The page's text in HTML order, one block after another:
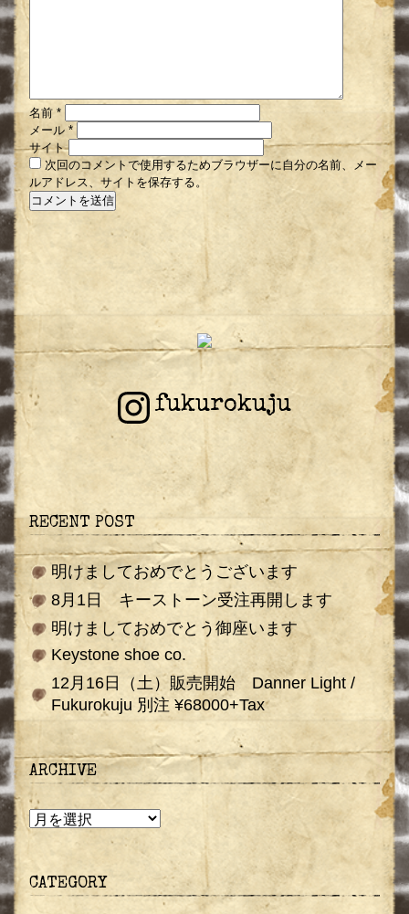
名前*
メール*
サイト
次回のコメントで使用するためブラウザーに自分の名前、メー
ルアドレス、サイトを保存する。
fukurokuju
RECENT POST
明けましておめでとうございます
8月1日 キーストーン受注再開します
明けましておめでとう御座います
Keystone shoe co.
12月16日（土）販売開始 Danner Light /
Fukurokuju 別注 ¥68000+Tax
ARCHIVE
ARCHIVE
CATEGORY